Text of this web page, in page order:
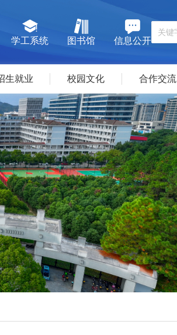
学工系统 图书馆 信息公开
生就业 校园文化 合作交流